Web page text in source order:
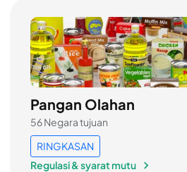
Pangan Olahan
56 Negara tujuan
RINGKASAN
Regulasi & syarat mutu